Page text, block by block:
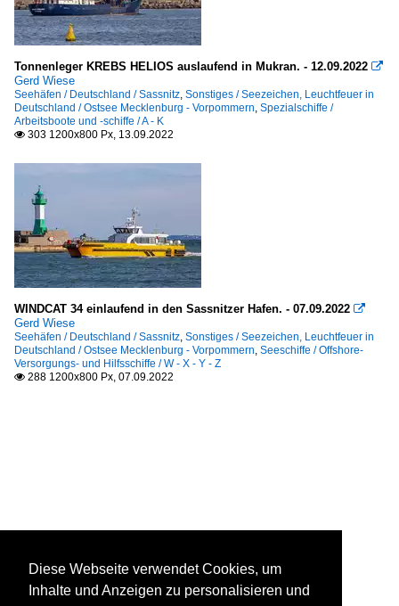
Tonnenleger KREBS HELIOS auslaufend in Mukran. - 12.09.2022 
Gerd Wiese
Seehäfen / Deutschland / Sassnitz, Sonstiges / Seezeichen, Leuchtfeuer in
Deutschland / Ostsee Mecklenburg - Vorpommern, Spezialschiffe /
Arbeitsboote und -schiffe / A - K
 303 1200x800 Px, 13.09.2022
WINDCAT 34 einlaufend in den Sassnitzer Hafen. - 07.09.2022 
Gerd Wiese
Seehäfen / Deutschland / Sassnitz, Sonstiges / Seezeichen, Leuchtfeuer in
Deutschland / Ostsee Mecklenburg - Vorpommern, Seeschiffe / Offshore-
Versorgungs- und Hilfsschiffe / W - X - Y - Z
 288 1200x800 Px, 07.09.2022
Diese Webseite verwendet Cookies, um
Inhalte und Anzeigen zu personalisieren und